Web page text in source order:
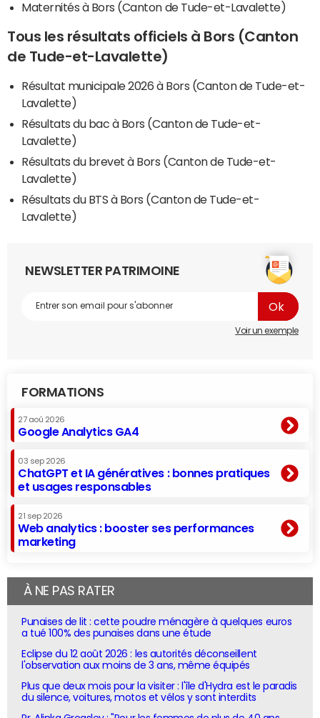
Maternités à Bors (Canton de Tude-et-Lavalette)
Tous les résultats officiels à Bors (Canton
de Tude-et-Lavalette)
Résultat municipale 2026 à Bors (Canton de Tude-et-
Lavalette)
Résultats du bac à Bors (Canton de Tude-et-
Lavalette)
Résultats du brevet à Bors (Canton de Tude-et-
Lavalette)
Résultats du BTS à Bors (Canton de Tude-et-
Lavalette)
NEWSLETTER PATRIMOINE
Voir un exemple
FORMATIONS
27 aoû 2026
Google Analytics GA4
03 sep 2026
ChatGPT et IA génératives : bonnes pratiques
et usages responsables
21 sep 2026
Web analytics : booster ses performances
marketing
À NE PAS RATER
Punaises de lit : cette poudre ménagère à quelques euros
a tué 100% des punaises dans une étude
Eclipse du 12 août 2026 : les autorités déconseillent
l'observation aux moins de 3 ans, même équipés
Plus que deux mois pour la visiter : l'île d'Hydra est le paradis
du silence, voitures, motos et vélos y sont interdits